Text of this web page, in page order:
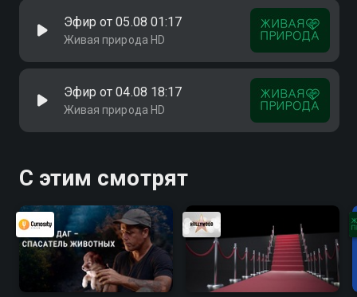
Эфир от 05.08 01:17
Живая природа HD
Эфир от 04.08 18:17
Живая природа HD
С этим смотрят